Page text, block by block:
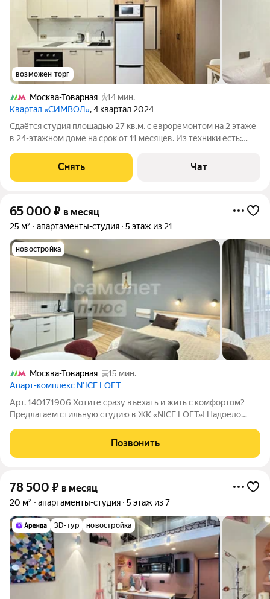
возможен торг
Москва-Товарная
14 мин.
Квартал «СИМВОЛ», 4 квартал 2024
Сдаётся студия площадью 27 кв.м. с евроремонтом на 2 этаже
в 24-этажном доме на срок от 11 месяцев. Из техники есть:
Посудомоечная машина Кондиционер Микроволновка
Пылесос Дом - монолитный,
Снять Чат
65 000 ₽ в месяц
25 м² апартаменты-студия 5 этаж из 21
новостройка
Москва-Товарная
15 мин.
Апарт-комплекс N’ICE LOFT
Арт. 140171906 Хотите сразу въехать и жить с комфортом?
Предлагаем стильную студию в ЖК «NICE LOFT»! Надоело
отличный вариант! Вас ждёт уютная студия в престижном
Позвонить
78 500 ₽ в месяц
20 м² апартаменты-студия 5 этаж из 7
3D-тур новостройка